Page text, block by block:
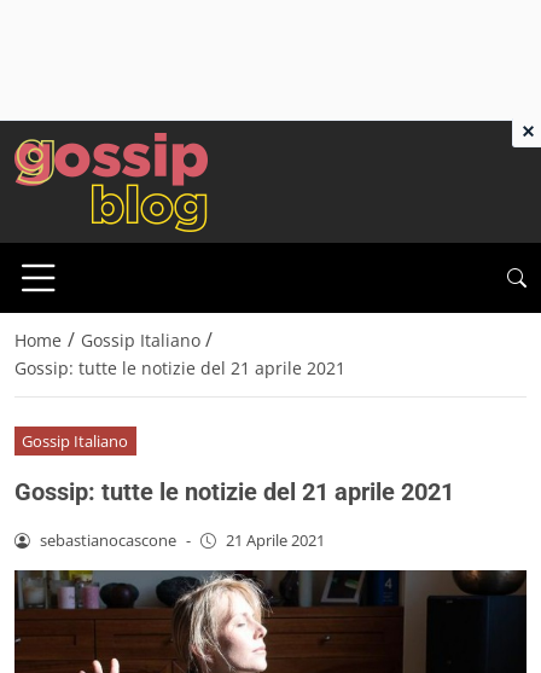
Home / Gossip Italiano /
Gossip: tutte le notizie del 21 aprile 2021
Gossip Italiano
Gossip: tutte le notizie del 21 aprile 2021
sebastianocascone - 21 Aprile 2021
×